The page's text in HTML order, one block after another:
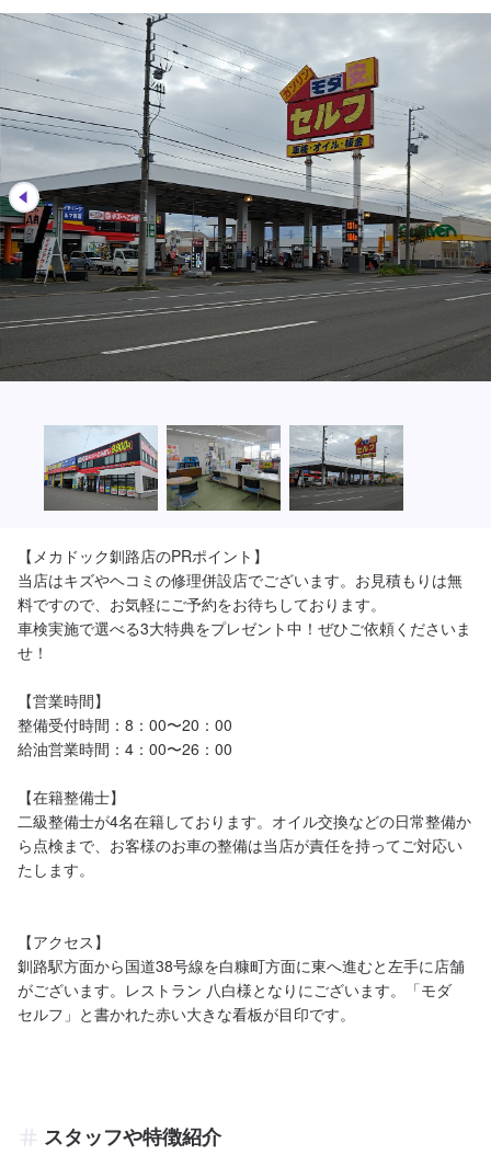
【メカドック釧路店のPRポイント】
当店はキズやヘコミの修理併設店でございます。お見積もりは無
料ですので、お気軽にご予約をお待ちしております。
車検実施で選べる3大特典をプレゼント中！ぜひご依頼くださいま
せ！
【営業時間】
整備受付時間：8：00〜20：00
給油営業時間：4：00〜26：00
【在籍整備士】
二級整備士が4名在籍しております。オイル交換などの日常整備か
ら点検まで、お客様のお車の整備は当店が責任を持ってご対応い
たします。
【アクセス】
釧路駅方面から国道38号線を白糠町方面に東へ進むと左手に店舗
がございます。レストラン 八白様となりにございます。「モダ
セルフ」と書かれた赤い大きな看板が目印です。
スタッフや特徴紹介